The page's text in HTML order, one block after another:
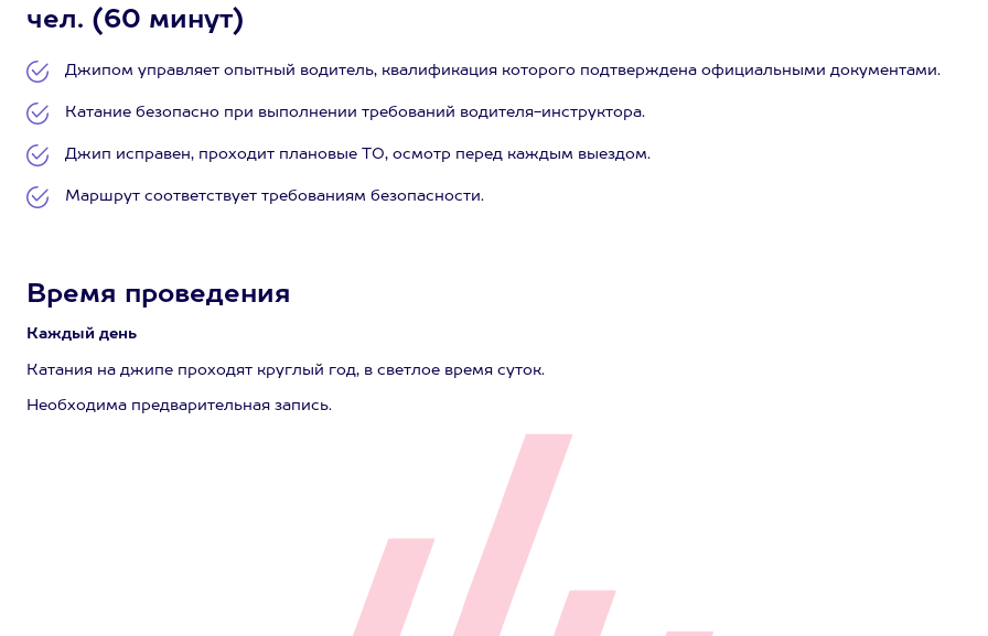
чел. (60 минут)
Джипом управляет опытный водитель, квалификация которого подтверждена официальными документами.
Катание безопасно при выполнении требований водителя-инструктора.
Джип исправен, проходит плановые ТО, осмотр перед каждым выездом.
Маршрут соответствует требованиям безопасности.
Время проведения
Каждый день
Катания на джипе проходят круглый год, в светлое время суток.
Необходима предварительная запись.